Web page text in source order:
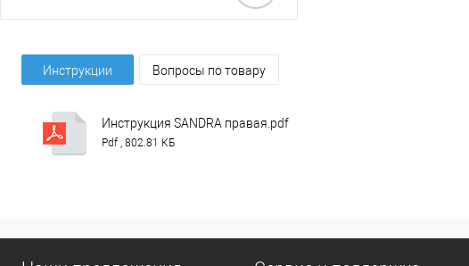
Инструкции Вопросы по товару
Инструкция SANDRA правая.pdf
Pdf , 802.81 КБ